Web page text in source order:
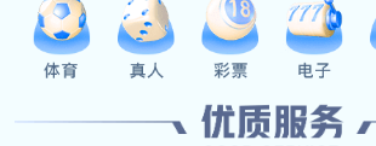
304卫生间隔断五金
304不锈钢隔断配件-JM304-04